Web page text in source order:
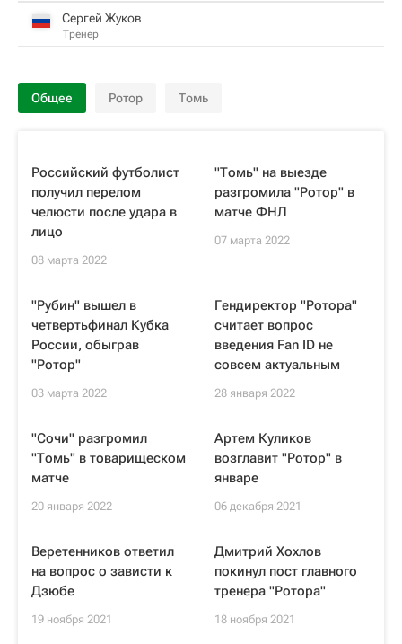
Сергей Жуков
Тренер
Общее Ротор Томь
Российский футболист
получил перелом
челюсти после удара в
лицо
08 марта 2022
"Томь" на выезде
разгромила "Ротор" в
матче ФНЛ
07 марта 2022
"Рубин" вышел в
четвертьфинал Кубка
России, обыграв
"Ротор"
03 марта 2022
Гендиректор "Ротора"
считает вопрос
введения Fan ID не
совсем актуальным
28 января 2022
"Сочи" разгромил
"Томь" в товарищеском
матче
20 января 2022
Артем Куликов
возглавит "Ротор" в
январе
06 декабря 2021
Веретенников ответил
на вопрос о зависти к
Дзюбе
19 ноября 2021
Дмитрий Хохлов
покинул пост главного
тренера "Ротора"
18 ноября 2021